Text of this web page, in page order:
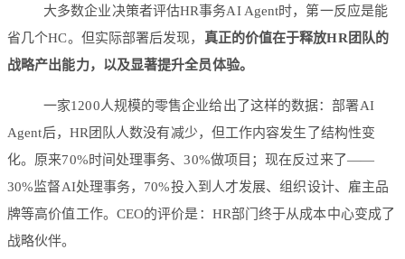
大多数企业决策者评估HR事务AI Agent时，第一反应是能
省几个HC。但实际部署后发现， 真正的价值在于释放HR团队的
战略产出能力，以及显著提升全员体验。
一家1200人规模的零售企业给出了这样的数据：部署AI
Agent后，HR团队人数没有减少，但工作内容发生了结构性变
化。原来70%时间处理事务、30%做项目；现在反过来了——
30%监督AI处理事务，70%投入到人才发展、组织设计、雇主品
牌等高价值工作。CEO的评价是：HR部门终于从成本中心变成了
战略伙伴。